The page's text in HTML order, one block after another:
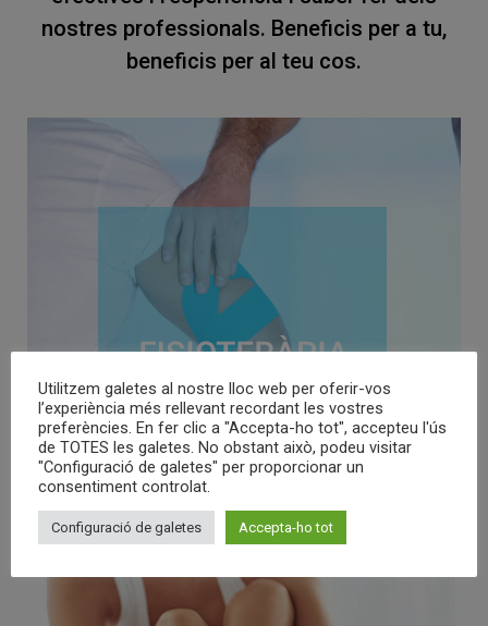
nostres professionals. Beneficis per a tu,
beneficis per al teu cos.
Utilitzem galetes al nostre lloc web per oferir-vos
l’experiència més rellevant recordant les vostres
preferències. En fer clic a "Accepta-ho tot", accepteu l'ús
de TOTES les galetes. No obstant això, podeu visitar
"Configuració de galetes" per proporcionar un
consentiment controlat.
Configuració de galetes Accepta-ho tot